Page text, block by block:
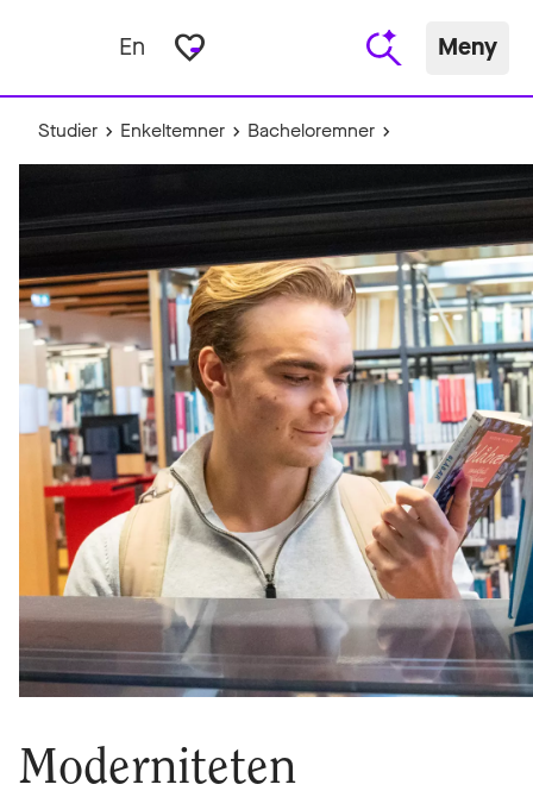
En favorite_border Meny
Studier Enkeltemner Bacheloremner
Moderniteten